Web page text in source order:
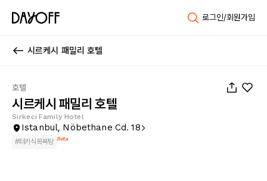
로그인/회원가입
시르케시 패밀리 호텔
호텔
시르케시 패밀리 호텔
Sirkeci Family Hotel
Istanbul, Nöbethane Cd. 18
#터키식목욕탕 Beta